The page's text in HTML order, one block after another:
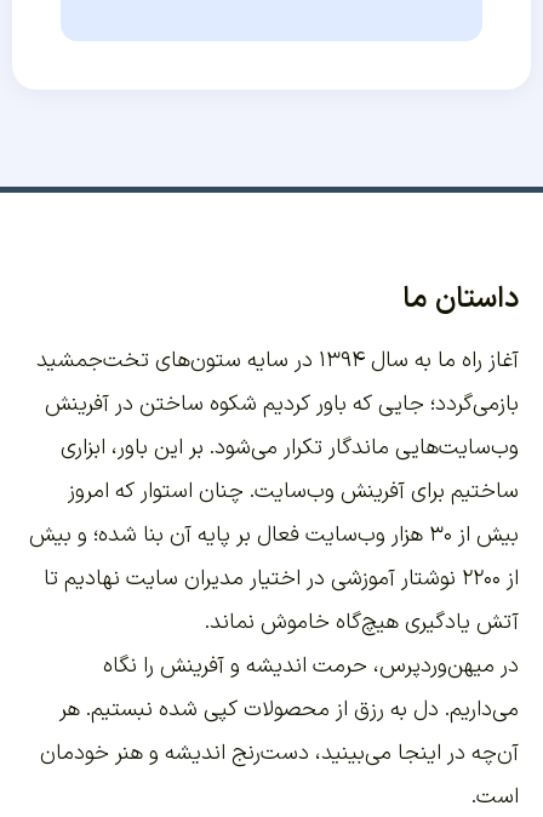
داستان ما
آغاز راه ما به سال ۱۳۹۴ در سایه ستون‌های تخت‌جمشید
بازمی‌گردد؛ جایی که باور کردیم شکوه ساختن در آفرینش
وب‌سایت‌هایی ماندگار تکرار می‌شود. بر این باور، ابزاری
ساختیم برای آفرینش وب‌سایت. چنان استوار که امروز
بیش از ۳۰ هزار وب‌سایت فعال بر پایه آن بنا شده؛ و بیش
از ۲۲۰۰
نوشتار آموزشی در اختیار مدیران سایت نهادیم تا
آتش یادگیری هیچ‌گاه خاموش نماند.
در میهن‌وردپرس، حرمت اندیشه و آفرینش را نگاه
می‌داریم. دل به رزق از محصولات کپی شده نبستیم. هر
آن‌چه در اینجا می‌بینید، دست‌رنج اندیشه و هنر خودمان
است.